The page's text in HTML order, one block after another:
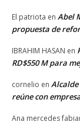
El patriota en Abel
propuesta de
IBRAHIM HASAN en
RD$550 M para
cornelio en Alcalde
reúne con
Ana mercedes